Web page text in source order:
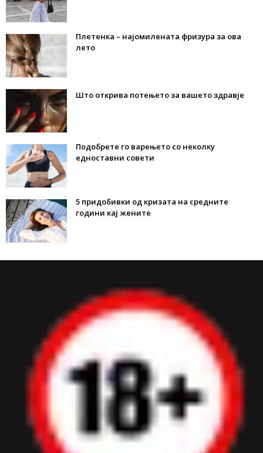
Плетенка – најомилената фризура за ова
лето
Што открива потењето за вашето здравје
Подобрете го варењето со неколку
едноставни совети
5 придобивки од кризата на средните
години кај жените